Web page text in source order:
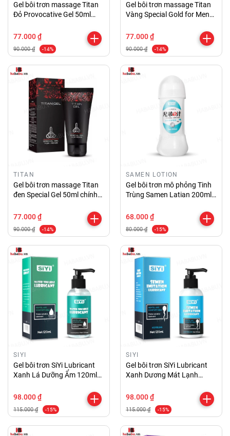
Gel bôi trơn massage Titan
Đỏ Provocative Gel 50ml
77.000 ₫
90.000 ₫ -14%
Gel bôi trơn massage Titan
Vàng Special Gold for Men
77.000 ₫
90.000 ₫ -14%
TITAN
Gel bôi trơn massage Titan
đen Special Gel 50ml chính
77.000 ₫
90.000 ₫ -14%
SAMEN LOTION
Gel bôi trơn mô phỏng Tinh
Trùng Samen Latian 200ml
68.000 ₫
80.000 ₫ -15%
SIYI
Gel bôi trơn SiYi Lubricant
Xanh Lá Dưỡng Ẩm 120ml
98.000 ₫
115.000 ₫ -15%
SIYI
Gel bôi trơn SiYi Lubricant
Xanh Dương Mát Lạnh
98.000 ₫
115.000 ₫ -15%